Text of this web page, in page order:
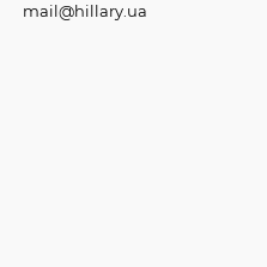
mail@hillary.ua